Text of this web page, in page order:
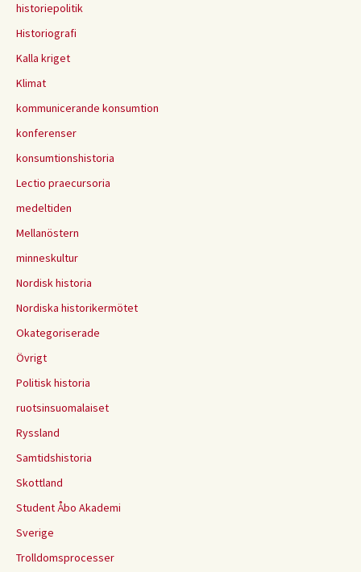
historiepolitik
Historiografi
Kalla kriget
Klimat
kommunicerande konsumtion
konferenser
konsumtionshistoria
Lectio praecursoria
medeltiden
Mellanöstern
minneskultur
Nordisk historia
Nordiska historikermötet
Okategoriserade
Övrigt
Politisk historia
ruotsinsuomalaiset
Ryssland
Samtidshistoria
Skottland
Student Åbo Akademi
Sverige
Trolldomsprocesser